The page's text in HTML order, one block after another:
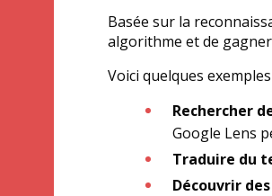
Basée sur la
algorithme et de
Voici quelques
Rechercher
Google Lens
Traduire du
Découvrir